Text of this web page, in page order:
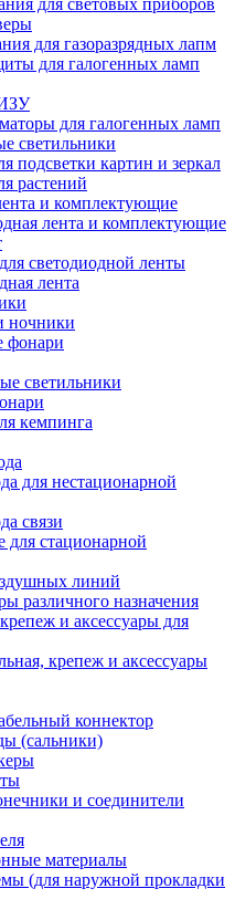
для световых приборов
для газоразрядных лапм
для галогенных ламп
для галогенных ламп
светильники
подсветки картин и зеркал
растений
и комплектующие
лента и комплектующие
светодиодной ленты
лента
ночники
фонари
светильники
кемпинга
для нестационарной
связи
для стационарной
линий
различного назначения
и аксессуары для
крепеж и аксессуары
коннектор
(сальники)
и соединители
материалы
(для наружной прокладки